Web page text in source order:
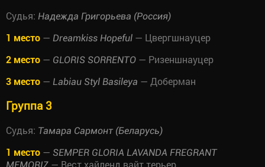
Судья: Надежда Григорьева (Россия)
1 место — Dreamkiss Hopeful — Цвергшнауцер
2 место — GLORIS SORRENTO — Ризеншнауцер
3 место — Labiau Styl Basileya — Доберман
Группа 3
Судья: Тамара Сармонт (Беларусь)
1 место — SEMPER GLORIA LAVANDA FREGRANT
— Вест хайленд вайт терьер